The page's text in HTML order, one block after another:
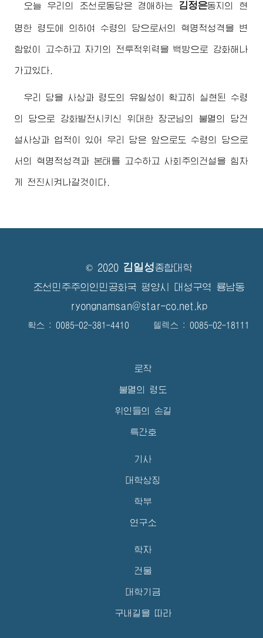
오늘 우리의 조선로동당은 경애하는 김정은동지의 현
명한 령도에 의하여 수령의 당으로서의 혁명적성격을 변
함없이 고수하고 자기의 전투적위력을 백방으로 강화해나
가고있다.
우리 당을 사상과 령도의 유일성이 확고히 실현된 수령
의 당으로 강화발전시키신 위대한 장군님의 불멸의 당건
설사상과 업적이 있어 우리 당은 앞으로도 수령의 당으로
서의 혁명적성격과 본태를 고수하고 사회주의건설을 힘차
게 전진시켜나갈것이다.
© 2020 김일성종합대학
조선민주주의인민공화국 평양시 대성구역 룡남동
ryongnamsan@star-co.net.kp
확스 : 0085-02-381-4410 텔렉스 : 0085-02-18111
로작
불멸의 령도
위인들의 손길
특간호
기사
대학상징
학부
연구소
학자
건물
대학기금
구내길을 따라